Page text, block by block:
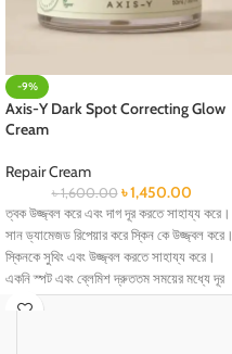
-9%
Axis-Y Dark Spot Correcting Glow
Cream
Repair Cream
৳1,600.00 ৳1,450.00
ত্বক উজ্জ্বল করে এবং দাগ দূর করতে সাহায্য করে।
সান ড্যামেজড রিপেয়ার করে স্কিন কে উজ্জ্বল করে।
স্কিনকে সুথিং এবং উজ্জ্বল করতে সাহায্য করে।
একনি স্পট এবং ব্লেমিশ দ্রুততম সময়ের মধ্যে দূর
করতে কাজ করে।